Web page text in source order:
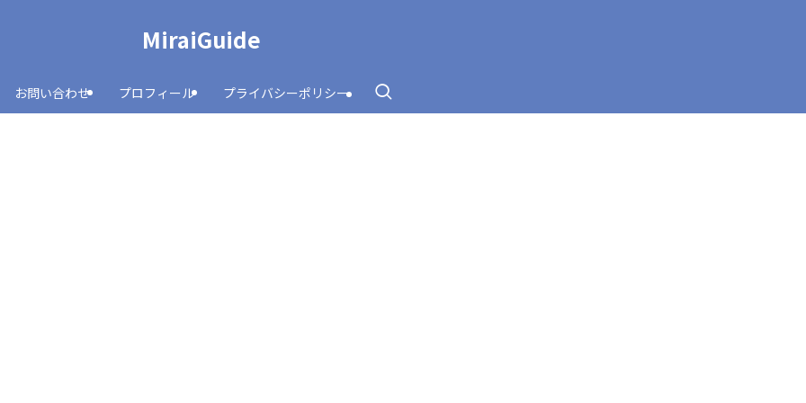
MiraiGuide
お問い合わせ プロフィール プライバシーポリシー